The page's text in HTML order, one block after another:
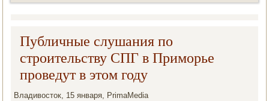
Публичные слушания по
строительству СПГ в Приморье
проведут в этом году
Владивосток, 15 января, PrimaMedia